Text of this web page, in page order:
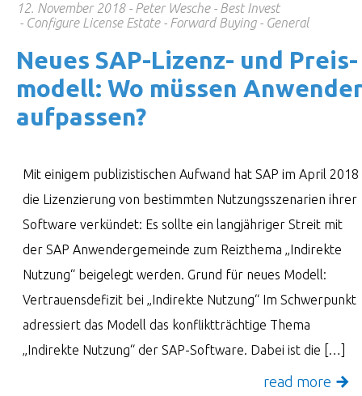
12. November 2018 Peter Wesche
Best Invest
Configure License Estate
Forward Buying General
Neues SAP-Lizenz- und Preis­
mo­dell: Wo müssen
aufpassen?
Mit einigem publizistischen Aufwand hat SAP im April 2018
die Lizenzierung von bestimmten Nutzungsszenarien ihrer
Software verkündet: Es sollte ein langjähriger Streit mit
der SAP Anwendergemeinde zum Reizthema „Indirekte
Nutzung“ beigelegt werden. Grund für neues Modell:
Vertrauensdefizit bei „Indirekte Nutzung“ Im Schwerpunkt
adressiert das Modell das konfliktträchtige Thema
„Indirekte Nutzung“ der SAP-Software. Dabei ist die […]
read more